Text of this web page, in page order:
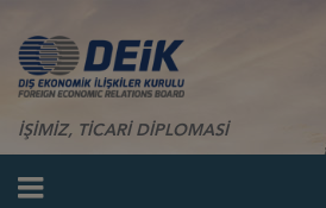
İŞİMİZ, TİCARİ DİPLOMASİ